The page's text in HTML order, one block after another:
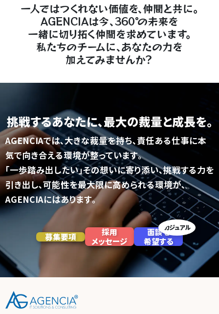
一人ではつくれない価値を､仲間と共に｡
AGENCIAは今､360°の未来を
一緒に切り拓く仲間を求めています｡
私たちのチームに､あなたの力を
加えてみませんか？
挑戦するあなたに､最大の裁量と成長を｡
AGENCIAでは､大きな裁量を持ち､責任ある仕事に本
気で向き合える環境が整っています｡
｢一歩踏み出したい｣その想いに寄り添い､挑戦する力を
引き出し､可能性を最大限に高められる環境が､
AGENCIAにはあります｡
募集要項
採用
メッセージ
カジュアル
面談を
希望する